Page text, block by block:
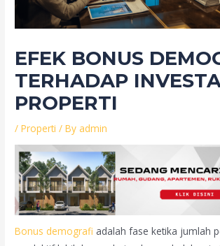
EFEK BONUS
TERHADAP
PROPERTI
/Properti / By admin
Bonus demografi adalah fase ketika jumlah